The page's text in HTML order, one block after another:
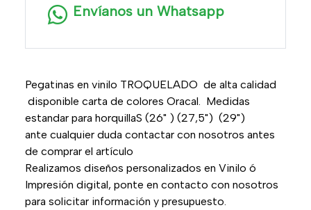
Envíanos un Whatsapp
Pegatinas en vinilo TROQUELADO de alta calidad
disponible carta de colores Oracal. Medidas
estandar para horquillaS (26" ) (27,5") (29")
ante cualquier duda contactar con nosotros antes
de comprar el artículo
Realizamos diseños personalizados en Vinilo ó
Impresión digital, ponte en contacto con nosotros
para solicitar información y presupuesto.